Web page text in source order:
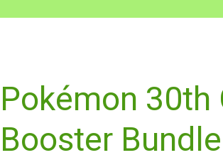
Pokémon 30th
Booster Bundle